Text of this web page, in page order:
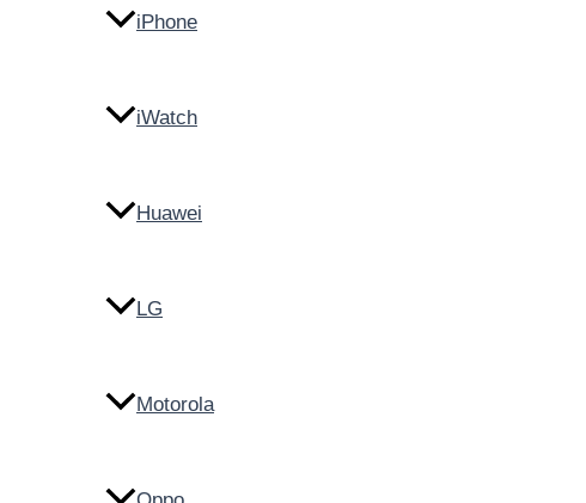
iPhone
iWatch
Huawei
LG
Motorola